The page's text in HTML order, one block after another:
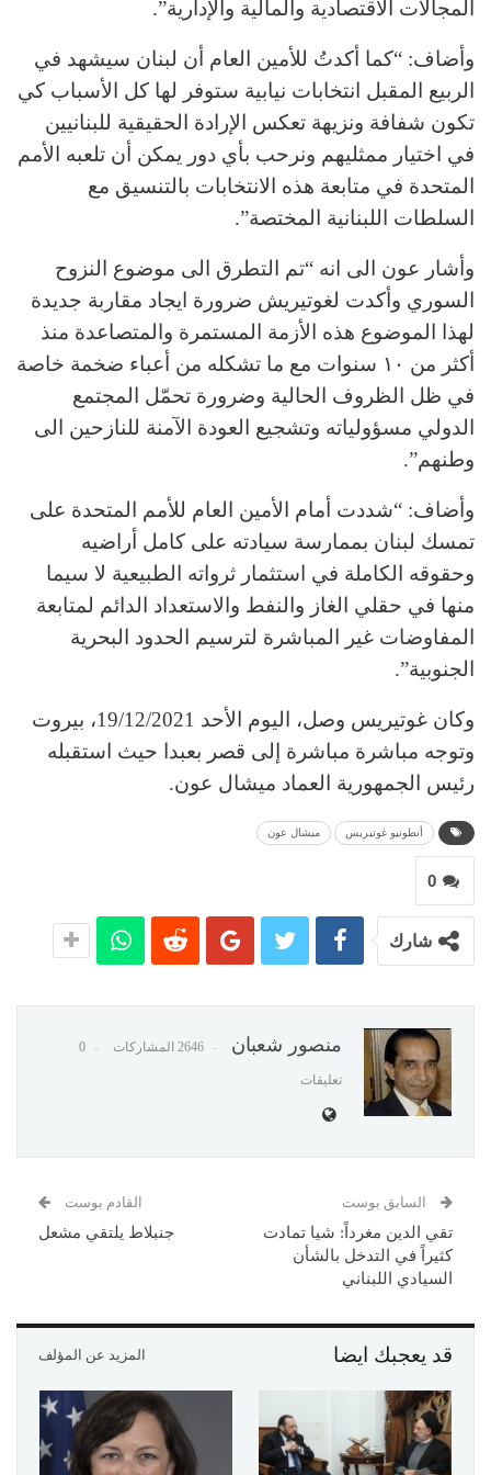
المجالات الاقتصادية والمالية والإدارية”.
وأضاف: “كما أكدتُ للأمين العام أن لبنان سيشهد في
الربيع المقبل انتخابات نيابية ستوفر لها كل الأسباب كي
تكون شفافة ونزيهة تعكس الإرادة الحقيقية للبنانيين
في اختيار ممثليهم ونرحب بأي دور يمكن أن تلعبه الأمم
المتحدة في متابعة هذه الانتخابات بالتنسيق مع
السلطات اللبنانية المختصة”.
وأشار عون الى انه “تم التطرق الى موضوع النزوح
السوري وأكدت لغوتيريش ضرورة ايجاد مقاربة جديدة
لهذا الموضوع هذه الأزمة المستمرة والمتصاعدة منذ
أكثر من ١٠ سنوات مع ما تشكله من أعباء ضخمة خاصة
في ظل الظروف الحالية وضرورة تحمّل المجتمع
الدولي مسؤولياته وتشجيع العودة الآمنة للنازحين الى
وطنهم”.
وأضاف: “شددت أمام الأمين العام للأمم المتحدة على
تمسك لبنان بممارسة سيادته على كامل أراضيه
وحقوقه الكاملة في استثمار ثرواته الطبيعية لا سيما
منها في حقلي الغاز والنفط والاستعداد الدائم لمتابعة
المفاوضات غير المباشرة لترسيم الحدود البحرية
الجنوبية”.
وكان غوتيريس وصل، اليوم الأحد 19/12/2021، بيروت
وتوجه مباشرة مباشرة إلى قصر بعبدا حيث استقبله
رئيس الجمهورية العماد ميشال عون.
أنطونيو غوتيريس ميشال عون
0
شارك
منصور شعبان 2646 المشاركات 0
تعليقات
السابق بوست
تقي الدين مغرداً: شيا تمادت
كثيراً في التدخل بالشأن
السيادي اللبناني
القادم بوست
جنبلاط يلتقي مشعل
قد يعجبك ايضا المزيد عن المؤلف